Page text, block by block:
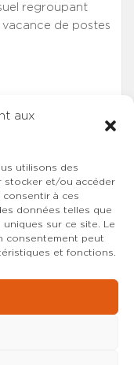
aux
utilisons des
stocker et/ou accéder
consentir à ces
données telles que
sur ce site. Le
consentement peut
et fonctions.
regroupant
vacance de postes